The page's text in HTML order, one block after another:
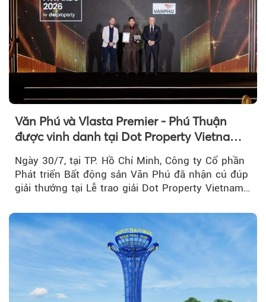
Văn Phú và Vlasta Premier - Phú Thuận
được vinh danh tại Dot Property Vietnam
Ngày 30/7, tại TP. Hồ Chí Minh, Công ty Cổ phần
Phát triển Bất động sản Văn Phú đã nhận cú đúp
giải thưởng tại Lễ trao giải Dot Property Vietnam